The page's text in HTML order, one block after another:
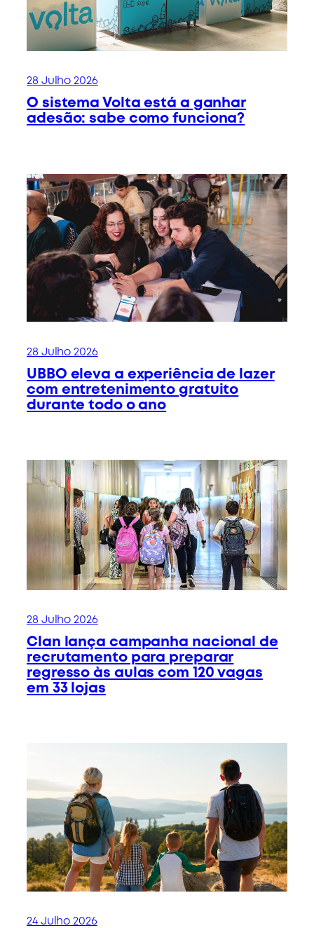
28 Julho 2026
O sistema Volta está a ganhar
adesão: sabe como funciona?
28 Julho 2026
UBBO eleva a experiência de lazer
com entretenimento gratuito
durante todo o ano
28 Julho 2026
Clan lança campanha nacional de
recrutamento para preparar
regresso às aulas com 120 vagas
em 33 lojas
24 Julho 2026